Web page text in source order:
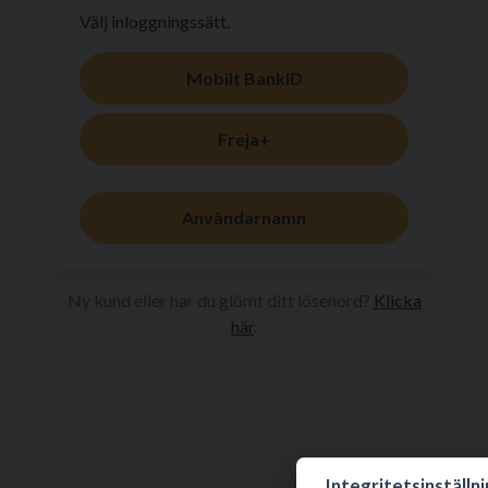
Välj inloggningssätt.
Mobilt BankID
Freja+
Användarnamn
Klicka
här